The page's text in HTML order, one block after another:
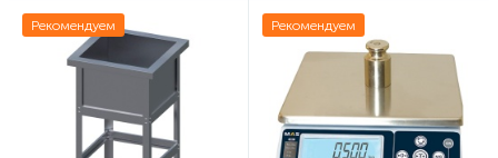
Рекомендуем Рекомендуем